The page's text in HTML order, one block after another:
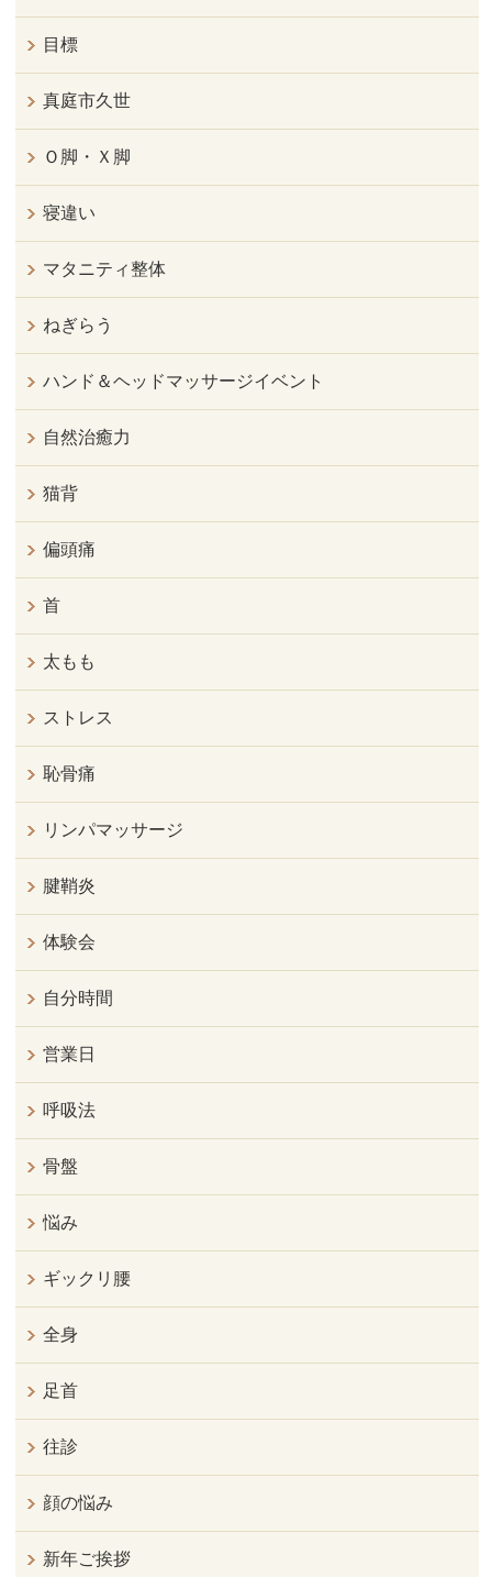
目標
真庭市久世
Ｏ脚・Ｘ脚
寝違い
マタニティ整体
ねぎらう
ハンド＆ヘッドマッサージイベント
自然治癒力
猫背
偏頭痛
首
太もも
ストレス
恥骨痛
リンパマッサージ
腱鞘炎
体験会
自分時間
営業日
呼吸法
骨盤
悩み
ギックリ腰
全身
足首
往診
顔の悩み
新年ご挨拶